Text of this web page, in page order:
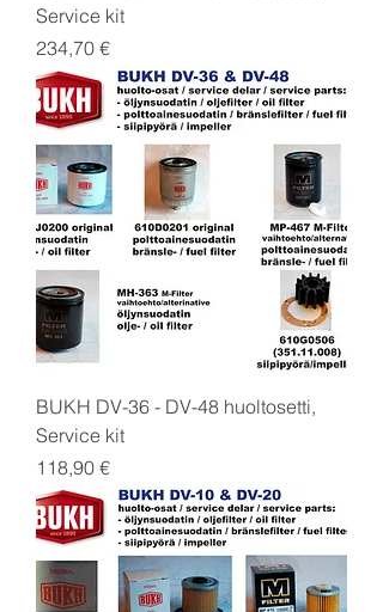
Service kit
Price
234,70 €
BUKH DV-36 - DV-48 huoltosetti,
Service kit
Price
118,90 €